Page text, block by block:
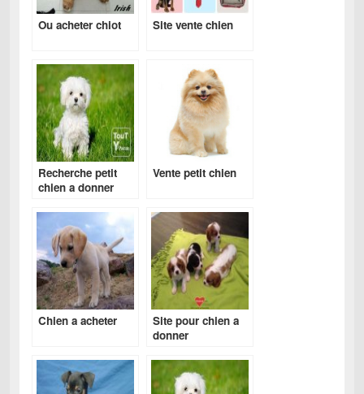
Ou acheter chiot Site vente chien
Recherche petit
chien a donner
Vente petit chien
Chien a acheter
Site pour chien a
donner